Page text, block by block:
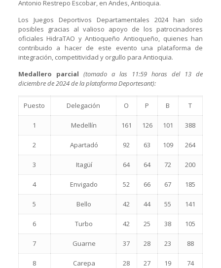
Antonio Restrepo Escobar, en Andes, Antioquia.
Los Juegos Deportivos Departamentales 2024 han sido
posibles gracias al valioso apoyo de los patrocinadores
oficiales HidraTAO y Antioqueño Antioqueño, quienes han
contribuido a hacer de este evento una plataforma de
integración, competitividad y orgullo para Antioquia.
Medallero parcial (tomado a las 11:59 horas del 13 de
diciembre de 2024 de la plataforma Deportesant):
Puesto Delegación O P B T
1 Medellín 161 126 101 388
2 Apartadó 92 63 109 264
3 Itagüí 64 64 72 200
4 Envigado 52 66 67 185
5 Bello 42 44 55 141
6 Turbo 42 25 38 105
7 Guarne 37 28 23 88
8 Carepa 28 27 19 74